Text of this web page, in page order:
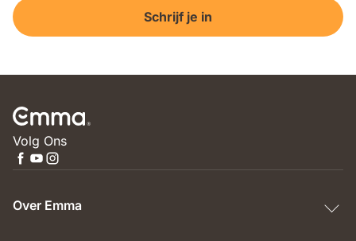
Schrijf je in
Volg Ons
Over Emma